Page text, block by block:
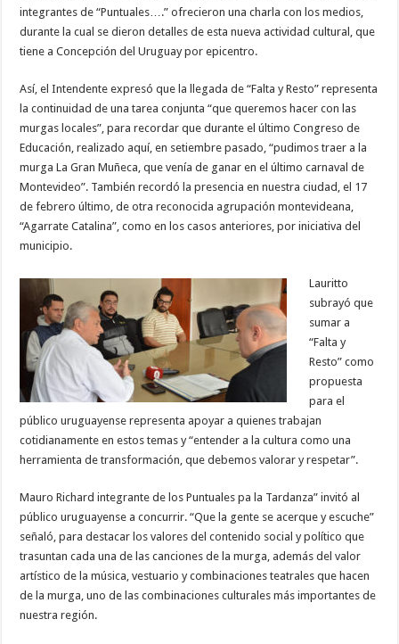
integrantes de “Puntuales….” ofrecieron una charla con los medios,
durante la cual se dieron detalles de esta nueva actividad cultural, que
tiene a Concepción del Uruguay por epicentro.
Así, el Intendente expresó que la llegada de “Falta y Resto” representa
la continuidad de una tarea conjunta “que queremos hacer con las
murgas locales”, para recordar que durante el último Congreso de
Educación, realizado aquí, en setiembre pasado, “pudimos traer a la
murga La Gran Muñeca, que venía de ganar en el último carnaval de
Montevideo”. También recordó la presencia en nuestra ciudad, el 17
de febrero último, de otra reconocida agrupación montevideana,
“Agarrate Catalina”, como en los casos anteriores, por iniciativa del
municipio.
Lauritto
subrayó que
sumar a
“Falta y
Resto” como
propuesta
para el
público uruguayense representa apoyar a quienes trabajan
cotidianamente en estos temas y “entender a la cultura como una
herramienta de transformación, que debemos valorar y respetar”.
Mauro Richard integrante de los Puntuales pa la Tardanza” invitó al
público uruguayense a concurrir. “Que la gente se acerque y escuche”
señaló, para destacar los valores del contenido social y político que
trasuntan cada una de las canciones de la murga, además del valor
artístico de la música, vestuario y combinaciones teatrales que hacen
de la murga, uno de las combinaciones culturales más importantes de
nuestra región.